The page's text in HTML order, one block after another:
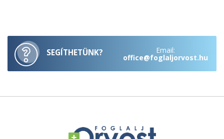
SEGÍTHETÜNK? Email:
office@foglaljorvost.hu